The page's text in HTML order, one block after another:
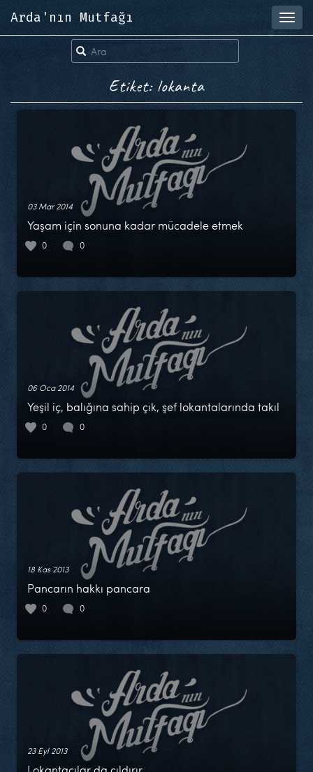
Arda'nın Mutfağı
Etiket: lokanta
03 Mar 2014
Yaşam için sonuna kadar mücadele etmek
0 0
06 Oca 2014
Yeşil iç, balığına sahip çık, şef lokantalarında takıl
0 0
18 Kas 2013
Pancarın hakkı pancara
0 0
23 Eyl 2013